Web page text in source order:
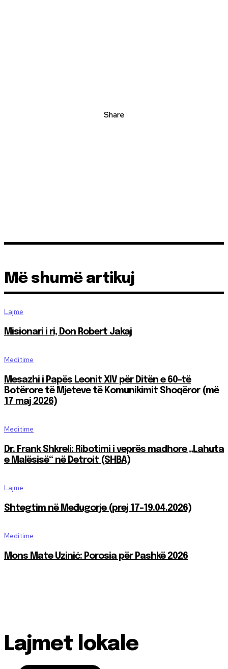
Share
Më shumë artikuj
Lajme
Misionari i ri, Don Robert Jakaj
Meditime
Mesazhi i Papës Leonit XIV për Ditën e 60-të
Botërore të Mjeteve të Komunikimit Shoqëror (më
17 maj 2026)
Meditime
Dr. Frank Shkreli: Ribotimi i veprës madhore „Lahuta
e Malësisë“ në Detroit (SHBA)
Lajme
Shtegtim në Međugorje (prej 17-19.04.2026)
Meditime
Mons Mate Uzinić: Porosia për Pashkë 2026
Lajmet lokale